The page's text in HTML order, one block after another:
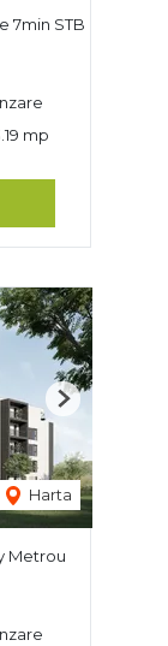
7min STB
mp
Harta
Next
Metrou